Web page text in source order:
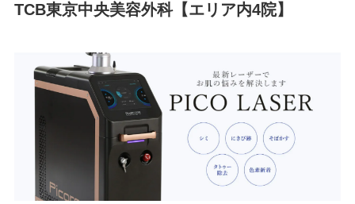
TCB東京中央美容外科【エリア内4院】